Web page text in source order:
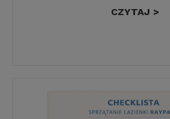
CZYTAJ >